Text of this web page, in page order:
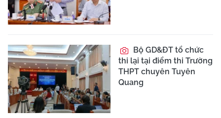
Bộ GD&ĐT tổ chức
thi lại tại điểm thi Trường
THPT chuyên Tuyên
Quang